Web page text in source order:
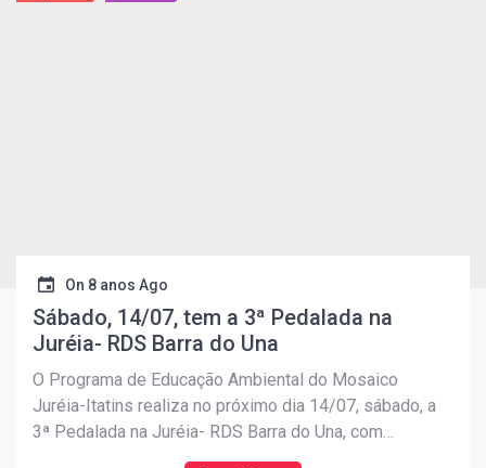
On 8 anos Ago
Sábado, 14/07, tem a 3ª Pedalada na
Juréia- RDS Barra do Una
O Programa de Educação Ambiental do Mosaico
Juréia-Itatins realiza no próximo dia 14/07, sábado, a
3ª Pedalada na Juréia- RDS Barra do Una, com
concentração a partir das 8hs no Centro Comunitário do